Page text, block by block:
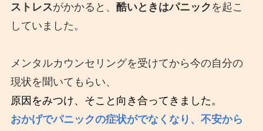
ストレスがかかると、 酷いときはパニック を起こ
していました。
メンタルカウンセリングを受けてから今の自分の
現状を聞いてもらい、
原因をみつけ、そこと向き合ってきました。
おかげでパニックの症状がでなくなり、不安から